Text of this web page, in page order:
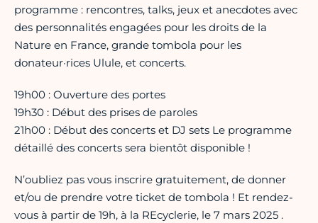
programme : rencontres, talks, jeux et anecdotes avec
des personnalités engagées pour les droits de la
Nature en France, grande tombola pour les
donateur·rices Ulule, et concerts.
19h00 : Ouverture des portes
19h30 : Début des prises de paroles
21h00 : Début des concerts et DJ sets Le programme
détaillé des concerts sera bientôt disponible !
N’oubliez pas vous inscrire gratuitement, de donner
et/ou de prendre votre ticket de tombola ! Et rendez-
vous à partir de 19h, à la REcyclerie, le 7 mars 2025 .